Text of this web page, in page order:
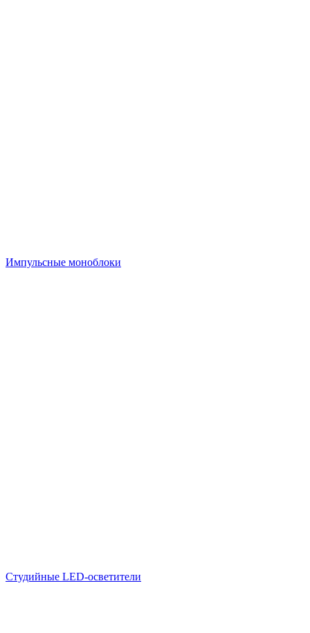
Импульсные моноблоки
Студийные LED-осветители